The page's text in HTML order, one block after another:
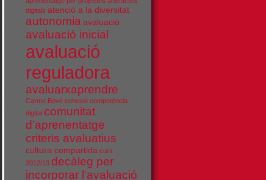
digitals atenció a la diversitat
autonomia avaluació
avaluació inicial
avaluació
reguladora
avaluarxaprendre
Carme Bové cohesió competència
digital comunitat
d'aprenentatge
criteris avaluatius
cultura compartida curs
2012/13 decàleg per
incorporar l'avaluació